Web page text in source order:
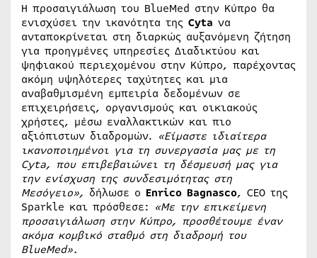
Η προσαιγιάλωση του BlueMed στην Κύπρο θα
ενισχύσει την ικανότητα της Cyta να
ανταποκρίνεται στη διαρκώς αυξανόμενη ζήτηση
για προηγμένες υπηρεσίες Διαδικτύου και
ψηφιακού περιεχομένου στην Κύπρο, παρέχοντας
ακόμη υψηλότερες ταχύτητες και μια
αναβαθμισμένη εμπειρία δεδομένων σε
επιχειρήσεις, οργανισμούς και οικιακούς
χρήστες, μέσω εναλλακτικών και πιο
αξιόπιστων διαδρομών. «Είμαστε ιδιαίτερα
ικανοποιημένοι για τη συνεργασία μας με τη
Cyta, που επιβεβαιώνει τη δέσμευσή μας για
την ενίσχυση της συνδεσιμότητας στη
Μεσόγειο», δήλωσε ο Enrico Bagnasco, CEO της
Sparkle και πρόσθεσε: «Με την επικείμενη
προσαιγιάλωση στην Κύπρο, προσθέτουμε έναν
ακόμα κομβικό σταθμό στη διαδρομή του
BlueMed».